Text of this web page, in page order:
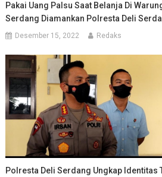
Pakai Uang Palsu Saat Belanja Di
Serdang Diamankan Polresta Deli
Desember 15, 2022 Redaks
Polresta Deli Serdang Ungkap Identitas